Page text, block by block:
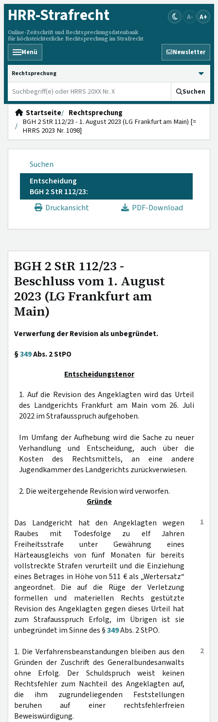
HRR-Strafrecht
Online-Zeitschrift und Rechtsprechungsdatenbank
für höchstrichterliche Rechtsprechung im Strafrecht
A- A+
Menü Newsletter
HRRS durchsuchen
Suchen
Startseite
Rechtsprechung
BGH 2 StR 112/23 - 1. August 2023 (LG Frankfurt am Main) [=
HRRS 2023 Nr. 1098]
Suchen
Entscheidung
BGH 2 StR 112/23:
Druckansicht
PDF-Download
BGH 2 StR 112/23 -
Beschluss vom 1. August
2023 (LG Frankfurt am
Main)
Verwerfung der Revision als unbegründet.
§349Abs. 2 StPO
Entscheidungstenor
1. Auf die Revision des Angeklagten wird das Urteil
des Landgerichts Frankfurt am Main vom 26. Juli
2022 im Strafausspruch aufgehoben.
Im Umfang der Aufhebung wird die Sache zu neuer
Verhandlung und Entscheidung, auch über die
Kosten des Rechtsmittels, an eine andere
Jugendkammer des Landgerichts zurückverwiesen.
2. Die weitergehende Revision wird verworfen.
Gründe
1
Das Landgericht hat den Angeklagten wegen
Raubes mit Todesfolge zu elf Jahren
Freiheitsstrafe unter Gewährung eines
Härteausgleichs von fünf Monaten für bereits
vollstreckte Strafen verurteilt und die Einziehung
eines Betrages in Höhe von 511 € als „Wertersatz“
angeordnet. Die auf die Rüge der Verletzung
formellen und materiellen Rechts gestützte
Revision des Angeklagten gegen dieses Urteil hat
zum Strafausspruch Erfolg, im Übrigen ist sie
unbegründet im Sinne des §349Abs. 2 StPO.
2
1. Die Verfahrensbeanstandungen bleiben aus den
Gründen der Zuschrift des Generalbundesanwalts
ohne Erfolg. Der Schuldspruch weist keinen
Rechtsfehler zum Nachteil des Angeklagten auf,
die ihm zugrundeliegenden Feststellungen
beruhen auf einer rechtsfehlerfreien
Beweiswürdigung.